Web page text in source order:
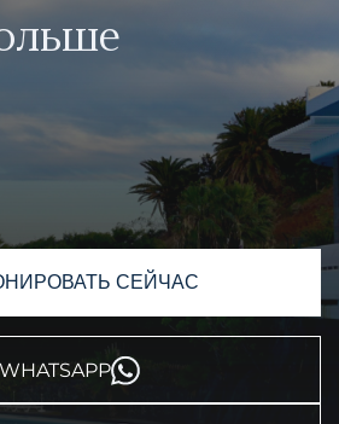
СЕЙЧАС
WHATSAPP